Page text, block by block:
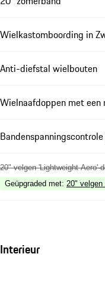
Wielkastomboording in
Anti-diefstal wielbouten
Wielnaafdoppen met een
20" velgen 'Lightweight Aero'-
Geüpgraded met: 20" velgen
Interieur